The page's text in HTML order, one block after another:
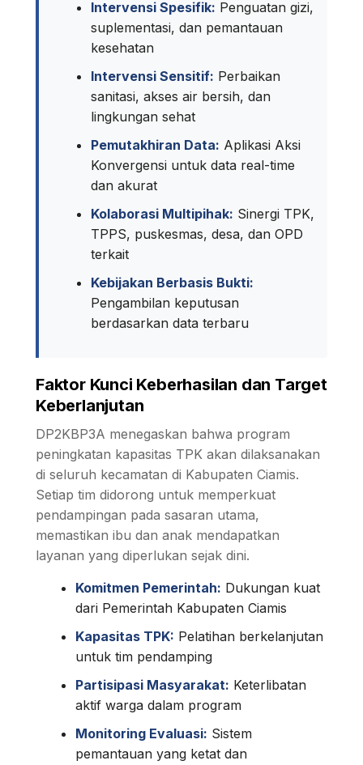
Intervensi Spesifik: Penguatan gizi,
suplementasi, dan pemantauan
kesehatan
Intervensi Sensitif: Perbaikan
sanitasi, akses air bersih, dan
lingkungan sehat
Pemutakhiran Data: Aplikasi Aksi
Konvergensi untuk data real-time
dan akurat
Kolaborasi Multipihak: Sinergi TPK,
TPPS, puskesmas, desa, dan OPD
terkait
Kebijakan Berbasis Bukti:
Pengambilan keputusan
berdasarkan data terbaru
Faktor Kunci Keberhasilan dan Target
Keberlanjutan
DP2KBP3A menegaskan bahwa program
peningkatan kapasitas TPK akan dilaksanakan
di seluruh kecamatan di Kabupaten Ciamis.
Setiap tim didorong untuk memperkuat
pendampingan pada sasaran utama,
memastikan ibu dan anak mendapatkan
layanan yang diperlukan sejak dini.
Komitmen Pemerintah: Dukungan kuat
dari Pemerintah Kabupaten Ciamis
Kapasitas TPK: Pelatihan berkelanjutan
untuk tim pendamping
Partisipasi Masyarakat: Keterlibatan
aktif warga dalam program
Monitoring Evaluasi: Sistem
pemantauan yang ketat dan